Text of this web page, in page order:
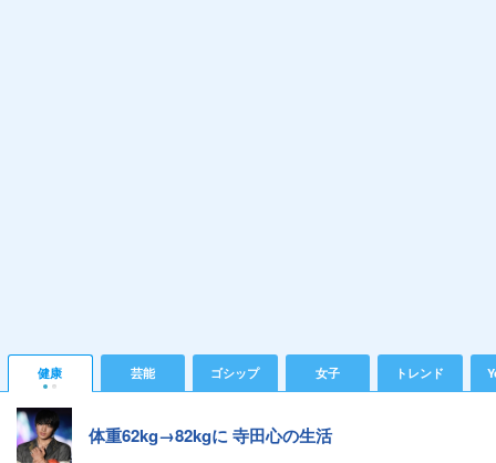
健康 芸能 ゴシップ 女子 トレンド
体重62kg→82kgに 寺田心の生活